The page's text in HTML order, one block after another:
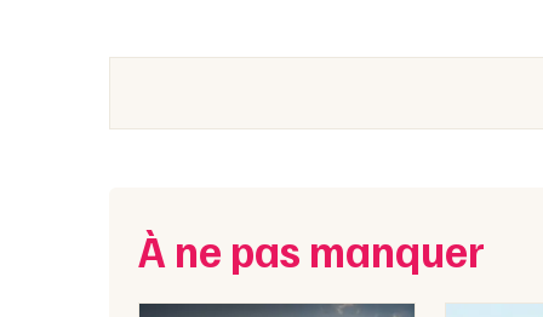
compositions
tournée qui met en avant son style unique. Sa
Où voir Boï le Patchivalo en
Boï le Patchivalose produit sur scène pour
À ne pas manquer